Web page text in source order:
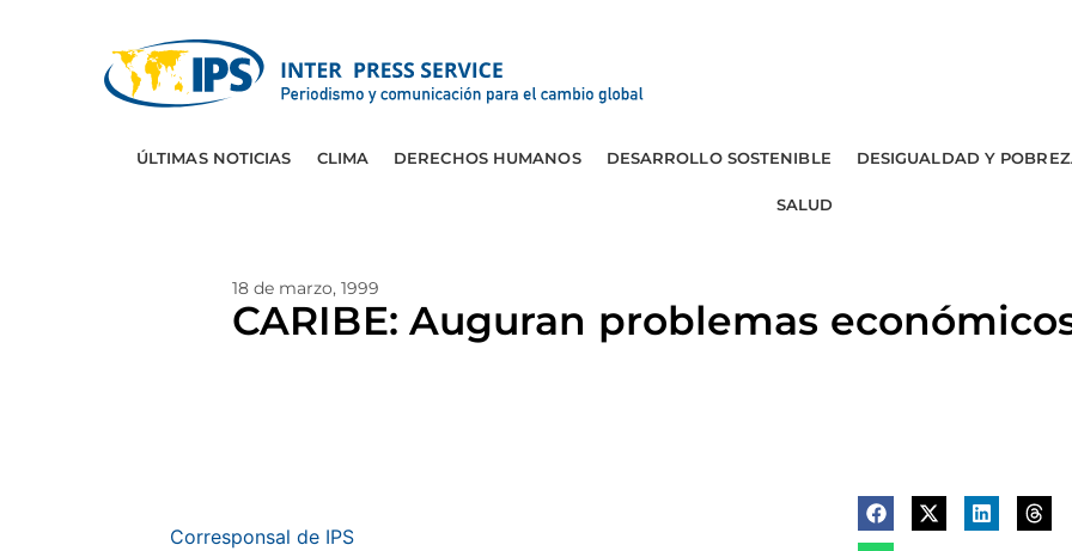
ÚLTIMAS NOTICIAS CLIMA DERECHOS HUMANOS DESARROLLO SOSTENIBLE DESIGUALDAD Y
SALUD
18 de marzo, 1999
CARIBE: Auguran problemas
Corresponsal de IPS